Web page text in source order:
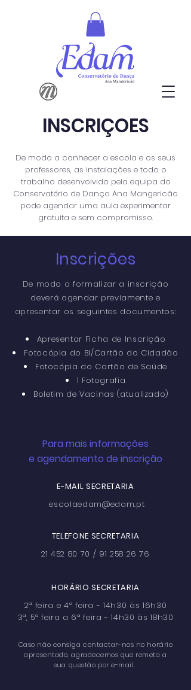
INSCRIÇÕES
De modo a conhecer a escola e os seus
professores, as instalações e todo o
trabalho desenvolvido pela equipa do
Conservatório de Dança Ana Mangericão
pode agendar uma aula experimentar
gratuita e sem compromisso.
Inscrições
De modo a formalizar a inscrição
deverá agendar previamente e
apresentar os seguintes documentos:
Apresentar Ficha de Inscrição
Fotocópia do BI/Cartão do Cidadão
Fotocópia do Cartão de Saúde
1 Fotografia
Boletim de Vacinas (atualizado)
Para mais informações
e agendamento de inscrição
E-MAIL SECRETARIA
escolaedam@edam.pt
TELEFONE SECRETARIA
21 452 80 70 / 91 258 26 76
HORÁRIO SECRETARIA
2ª feira e 4ª feira - 14h30 às 16h30
3ª, 5ª feira a 6ª feira - 14h30 às 18h30
Caso não consiga contactar-nos no horário
apresentado, agradecemos que remeta a
sua questão por e-mail.